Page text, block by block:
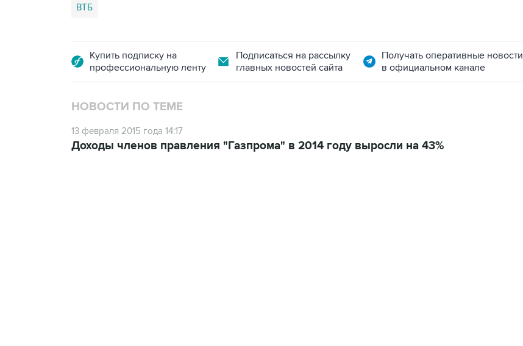
ВТБ
Купить подписку на
профессиональную ленту
Подписаться на рассылку
главных новостей сайта
Получать оперативные новости
в официальном канале
НОВОСТИ ПО ТЕМЕ
13 февраля 2015 года 14:17
Доходы членов правления "Газпрома" в 2014 году выросли на 43%